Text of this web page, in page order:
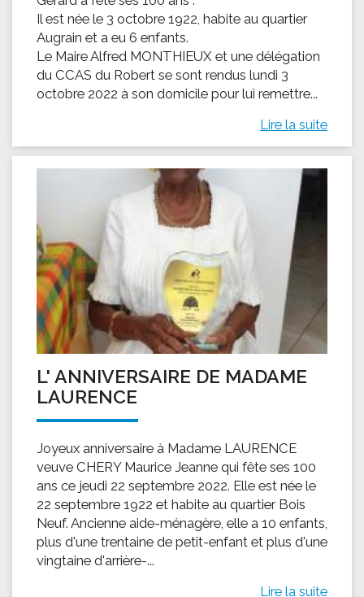
Il est née le 3 octobre 1922, habite au quartier
Augrain et a eu 6 enfants.
Le Maire Alfred MONTHIEUX et une délégation
du CCAS du Robert se sont rendus lundi 3
octobre 2022 à son domicile pour lui remettre...
Lire la suite
L' ANNIVERSAIRE DE MADAME
LAURENCE
Joyeux anniversaire à Madame LAURENCE
veuve CHERY Maurice Jeanne qui fête ses 100
ans ce jeudi 22 septembre 2022. Elle est née le
22 septembre 1922 et habite au quartier Bois
Neuf. Ancienne aide-ménagère, elle a 10 enfants,
plus d'une trentaine de petit-enfant et plus d'une
vingtaine d'arrière-...
Lire la suite